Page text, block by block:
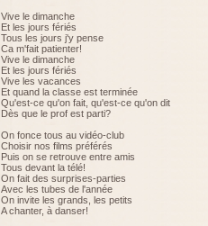
Vive le dimanche
Et les jours fériés
Tous les jours j'y pense
Ca m'fait patienter!
Vive le dimanche
Et les jours fériés
Vive les vacances
Et quand la classe est terminée
Qu'est-ce qu'on fait, qu'est-ce qu'on dit
Dès que le prof est parti?
On fonce tous au vidéo-club
Choisir nos films préférés
Puis on se retrouve entre amis
Tous devant la télé!
On fait des surprises-parties
Avec les tubes de l'année
On invite les grands, les petits
A chanter, à danser!